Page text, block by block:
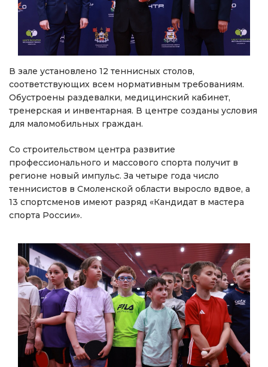
В зале установлено 12 теннисных столов,
соответствующих всем нормативным требованиям.
Обустроены раздевалки, медицинский кабинет,
тренерская и инвентарная. В центре созданы условия
для маломобильных граждан.
Со строительством центра развитие
профессионального и массового спорта получит в
регионе новый импульс. За четыре года число
теннисистов в Смоленской области выросло вдвое, а
13 спортсменов имеют разряд «Кандидат в мастера
спорта России».